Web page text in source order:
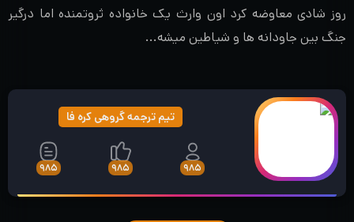
روز شادی معاوضه کرد اون وارث یک خانواده ثروتمنده اما درگیر
جنگ بین جاودانه ها و شیاطین میشه...
تیم ترجمه گروهی کره فا
۹۸۵ ۹۸۵ ۹۸۵